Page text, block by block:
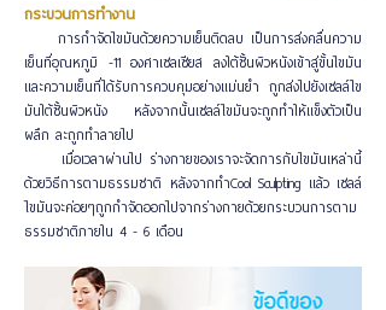
กระบวนการทำงาน
การกำจัดไขมันด้วยความเย็นติดลบ เป็นการส่งคลื่นความ
เย็นที่อุณหภูมิ -11 องศาเซลเซียส ลงใต้ชั้นผิวหนังเข้าสู่ขั้นไขมัน
และความเย็นที่ได้รับการควบคุมอย่างแม่นยำ ถูกส่งไปยังเซลล์ไข
มันใต้ชั้นผิวหนัง หลังจากนั้นเซลล์ไขมันจะถูกทำให้แข็งตัวเป็น
ผลึก ละถูกทำลายไป
เมื่อเวลาผ่านไป ร่างกายของเราจะจัดการกับไขมันเหล่านี้
ด้วยวิธีการตามธรรมชาติ หลังจากทำCool Sculpting แล้ว เซลล์
ไขมันจะค่อยๆถูกกำจัดออกไปจากร่างกายด้วยกระบวนการตาม
ธรรมชาติภายใน 4 - 6 เดือน